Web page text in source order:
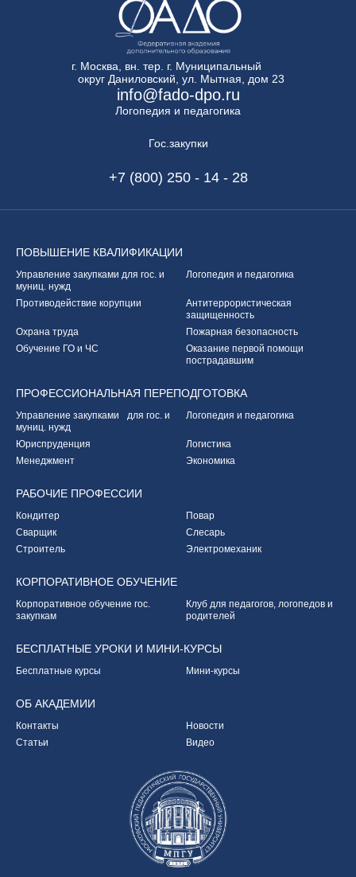
г. Москва, вн. тер. г. Муниципальный
округ Даниловский, ул. Мытная, дом 23
info@fado-dpo.ru
Логопедия и педагогика
Гос.закупки
+7 (800) 250 - 14 - 28
ПОВЫШЕНИЕ КВАЛИФИКАЦИИ
Управление закупками для гос. и
муниц. нужд
Логопедия и педагогика
Противодействие корупции
Антитеррористическая
защищенность
Охрана труда
Пожарная безопасность
Обучение ГО и ЧС
Оказание первой помощи
пострадавшим
ПРОФЕССИОНАЛЬНАЯ ПЕРЕПОДГОТОВКА
Управление закупками для гос. и
муниц. нужд
Логопедия и педагогика
Юриспруденция
Логистика
Менеджмент
Экономика
РАБОЧИЕ ПРОФЕССИИ
Кондитер
Повар
Сварщик
Слесарь
Строитель
Электромеханик
КОРПОРАТИВНОЕ ОБУЧЕНИЕ
Корпоративное обучение гос.
закупкам
Клуб для педагогов, логопедов и
родителей
БЕСПЛАТНЫЕ УРОКИ И МИНИ-КУРСЫ
Бесплатные курсы Мини-курсы
ОБ АКАДЕМИИ
Контакты
Новости
Статьи
Видео